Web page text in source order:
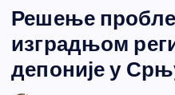
Решење
изградњом
депоније у